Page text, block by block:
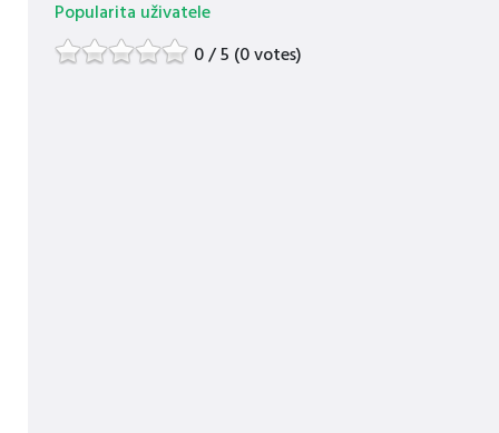
Popularita uživatele
0 / 5 (0 votes)